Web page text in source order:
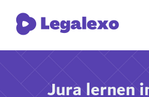
Jura lernen